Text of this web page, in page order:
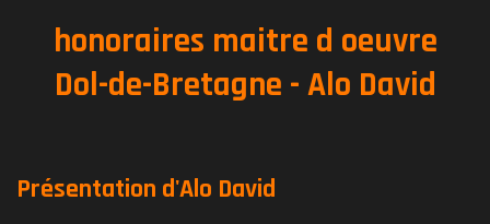
honoraires maitre d oeuvre
Dol-de-Bretagne - Alo David
Présentation d'Alo David